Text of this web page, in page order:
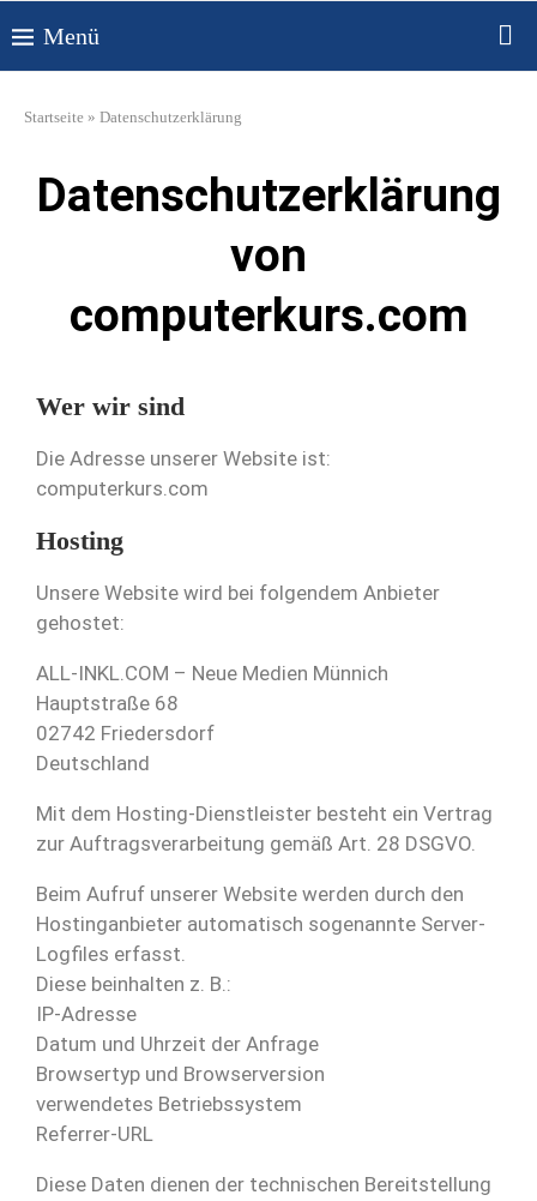
Startseite » Datenschutzerklärung
Datenschutzerklärung
von
computerkurs.com
Wer wir sind
Die Adresse unserer Website ist:
computerkurs.com
Hosting
Unsere Website wird bei folgendem Anbieter
gehostet:
ALL-INKL.COM – Neue Medien Münnich
Hauptstraße 68
02742 Friedersdorf
Deutschland
Mit dem Hosting-Dienstleister besteht ein Vertrag
zur Auftragsverarbeitung gemäß Art. 28 DSGVO.
Beim Aufruf unserer Website werden durch den
Hostinganbieter automatisch sogenannte Server-
Logfiles erfasst.
Diese beinhalten z. B.:
IP-Adresse
Datum und Uhrzeit der Anfrage
Browsertyp und Browserversion
verwendetes Betriebssystem
Referrer-URL
Diese Daten dienen der technischen Bereitstellung